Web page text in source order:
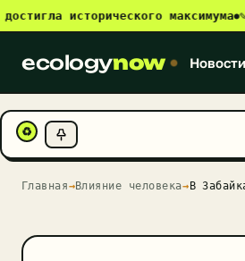
исторического максимума●✎
ecologynow Новости
♻
Главная→Влияние человека→В